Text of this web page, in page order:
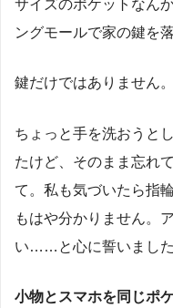
サイズのポケットなん
ングモールで家の鍵を
鍵だけではありません
ちょっと手を洗おうと
たけど、そのまま忘れ
て。私も気づいたら指
もはや分かりません。
い……と心に誓いました
小物とスマホを同じポ